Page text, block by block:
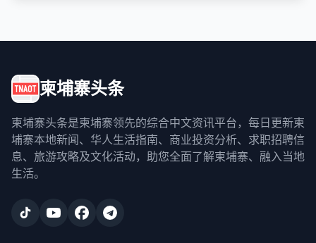
柬埔寨头条
柬埔寨头条是柬埔寨领先的综合中文资讯平台，每日更新柬
埔寨本地新闻、华人生活指南、商业投资分析、求职招聘信
息、旅游攻略及文化活动，助您全面了解柬埔寨、融入当地
生活。